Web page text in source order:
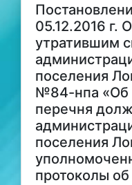
05.12.2016 г.
утратившим
поселения
№84-нпа «Об
перечня
поселения
протоколы